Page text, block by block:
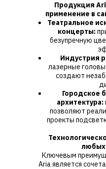
Продукция
применение в
Театральное
концерты:
безупречную
Индустрия
лазерные
создают
Городское
архитектура:
позволяют
проекты
любых
Ключевым
Aria является